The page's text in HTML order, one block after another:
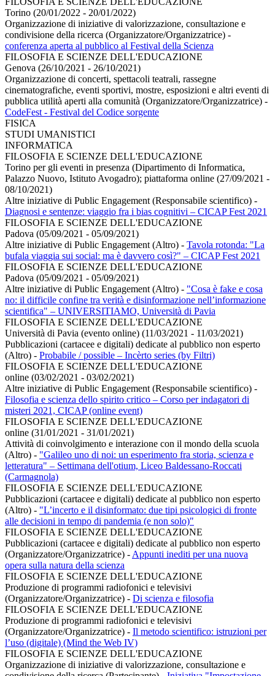
Torino (20/01/2022 - 20/01/2022)
Organizzazione di iniziative di valorizzazione, consultazione e
condivisione della ricerca (Organizzatore/Organizzatrice) -
conferenza aperta al pubblico al Festival della Scienza
FILOSOFIA E SCIENZE DELL'EDUCAZIONE
Genova (26/10/2021 - 26/10/2021)
Organizzazione di concerti, spettacoli teatrali, rassegne
cinematografiche, eventi sportivi, mostre, esposizioni e altri eventi di
pubblica utilità aperti alla comunità (Organizzatore/Organizzatrice) -
CodeFest - Festival del Codice sorgente
FISICA
STUDI UMANISTICI
INFORMATICA
FILOSOFIA E SCIENZE DELL'EDUCAZIONE
Torino per gli eventi in presenza (Dipartimento di Informatica,
Palazzo Nuovo, Istituto Avogadro); piattaforma online (27/09/2021 -
08/10/2021)
Altre iniziative di Public Engagement (Responsabile scientifico) -
Diagnosi e sentenze: viaggio fra i bias cognitivi – CICAP Fest 2021
FILOSOFIA E SCIENZE DELL'EDUCAZIONE
Padova (05/09/2021 - 05/09/2021)
Altre iniziative di Public Engagement (Altro) - Tavola rotonda: "La
bufala viaggia sui social: ma è davvero così?" – CICAP Fest 2021
FILOSOFIA E SCIENZE DELL'EDUCAZIONE
Padova (05/09/2021 - 05/09/2021)
Altre iniziative di Public Engagement (Altro) - "Cosa è fake e cosa
no: il difficile confine tra verità e disinformazione nell’informazione
scientifica" – UNIVERSITIAMO, Università di Pavia
FILOSOFIA E SCIENZE DELL'EDUCAZIONE
Università di Pavia (evento online) (11/03/2021 - 11/03/2021)
Pubblicazioni (cartacee e digitali) dedicate al pubblico non esperto
(Altro) - Probabile / possible – Incèrto series (by Filtri)
FILOSOFIA E SCIENZE DELL'EDUCAZIONE
online (03/02/2021 - 03/02/2021)
Altre iniziative di Public Engagement (Responsabile scientifico) -
Filosofia e scienza dello spirito critico – Corso per indagatori di
misteri 2021, CICAP (online event)
FILOSOFIA E SCIENZE DELL'EDUCAZIONE
online (31/01/2021 - 31/01/2021)
Attività di coinvolgimento e interazione con il mondo della scuola
(Altro) - "Galileo uno di noi: un esperimento fra storia, scienza e
letteratura" – Settimana dell'otium, Liceo Baldessano-Roccati
(Carmagnola)
FILOSOFIA E SCIENZE DELL'EDUCAZIONE
Pubblicazioni (cartacee e digitali) dedicate al pubblico non esperto
(Altro) - "L’incerto e il disinformato: due tipi psicologici di fronte
alle decisioni in tempo di pandemia (e non solo)"
FILOSOFIA E SCIENZE DELL'EDUCAZIONE
Pubblicazioni (cartacee e digitali) dedicate al pubblico non esperto
(Organizzatore/Organizzatrice) - Appunti inediti per una nuova
opera sulla natura della scienza
FILOSOFIA E SCIENZE DELL'EDUCAZIONE
Produzione di programmi radiofonici e televisivi
(Organizzatore/Organizzatrice) - Di scienza e filosofia
FILOSOFIA E SCIENZE DELL'EDUCAZIONE
Produzione di programmi radiofonici e televisivi
(Organizzatore/Organizzatrice) - Il metodo scientifico: istruzioni per
l’uso (digitale) (Mind the Web IV)
FILOSOFIA E SCIENZE DELL'EDUCAZIONE
Organizzazione di iniziative di valorizzazione, consultazione e